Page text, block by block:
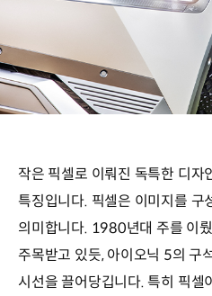
작은 픽셀로 이뤄진 독특한 디자
특징입니다. 픽셀은 이미지를 구
의미합니다. 1980년대 주를 이
주목받고 있듯, 아이오닉 5의 구
시선을 끌어당깁니다. 특히 픽셀